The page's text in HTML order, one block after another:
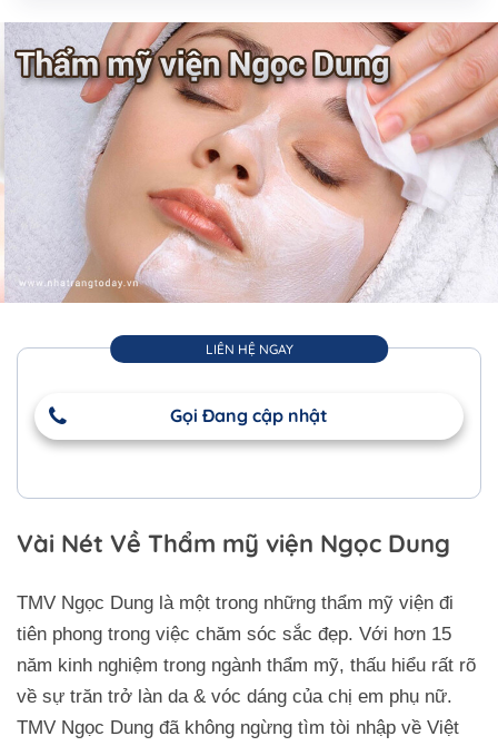
LIÊN HỆ NGAY
Gọi Đang cập nhật
Vài Nét Về Thẩm mỹ viện Ngọc Dung
TMV Ngọc Dung là một trong những thẩm mỹ viện đi
tiên phong trong việc chăm sóc sắc đẹp. Với hơn 15
năm kinh nghiệm trong ngành thẩm mỹ, thấu hiểu rất rõ
về sự trăn trở làn da & vóc dáng của chị em phụ nữ.
TMV Ngọc Dung đã không ngừng tìm tòi nhập về Việt